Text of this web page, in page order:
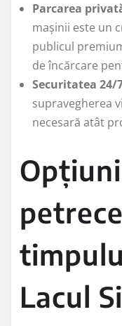
Parcarea
mașinii este un
publicul
de încărcare
Securitatea 24/
supravegherea
necesară atât
Lacul